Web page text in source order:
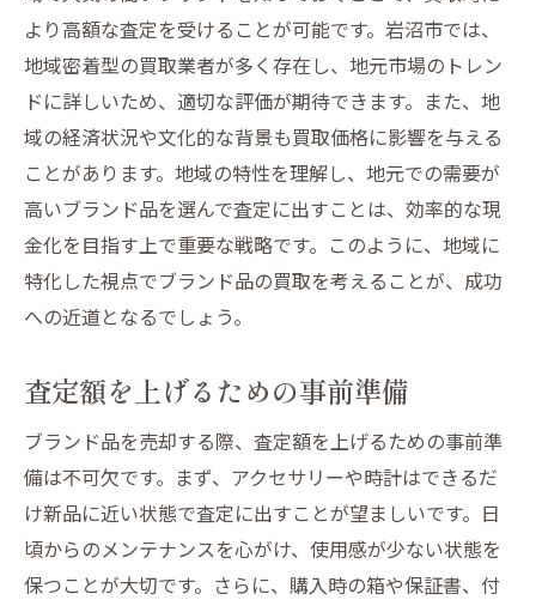
査定士が注目するアクセサリーの特徴
信頼できる買取業者選びの重要性とその見極め
方
信頼性の判断基準と注意点
レビューや口コミの活用方法
公式ライセンスを確認する方法
安心して相談できる業者の特徴
悪徳業者を避けるための警告サイン
地域に根ざした業者の利点
時計の買取で得をするための知識と準備
時計のブランド価値を理解する
定期的なメンテナンスの重要性
買取価格に影響する要因とは
中古市場のトレンドを把握する
査定に持参すべき付属品リスト
より高額な査定を受けることが可能です。岩沼市では、
地域密着型の買取業者が多く存在し、地元市場のトレン
ドに詳しいため、適切な評価が期待できます。また、地
域の経済状況や文化的な背景も買取価格に影響を与える
ことがあります。地域の特性を理解し、地元での需要が
高いブランド品を選んで査定に出すことは、効率的な現
金化を目指す上で重要な戦略です。このように、地域に
特化した視点でブランド品の買取を考えることが、成功
への近道となるでしょう。
査定額を上げるための事前準備
ブランド品を売却する際、査定額を上げるための事前準
備は不可欠です。まず、アクセサリーや時計はできるだ
け新品に近い状態で査定に出すことが望ましいです。日
頃からのメンテナンスを心がけ、使用感が少ない状態を
保つことが大切です。さらに、購入時の箱や保証書、付